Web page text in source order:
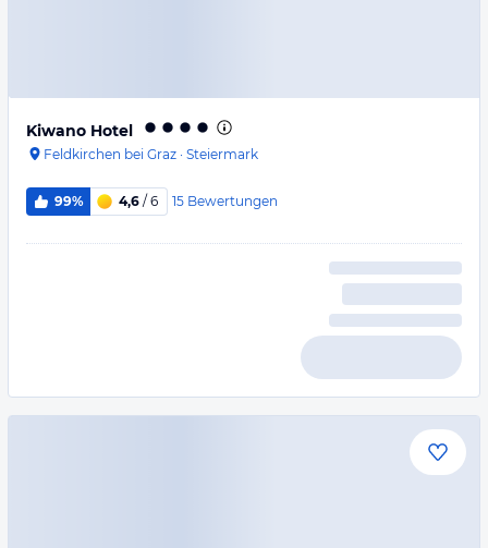
Kiwano Hotel
Feldkirchen bei Graz · Steiermark
99% 4,6 / 6 15 Bewertungen